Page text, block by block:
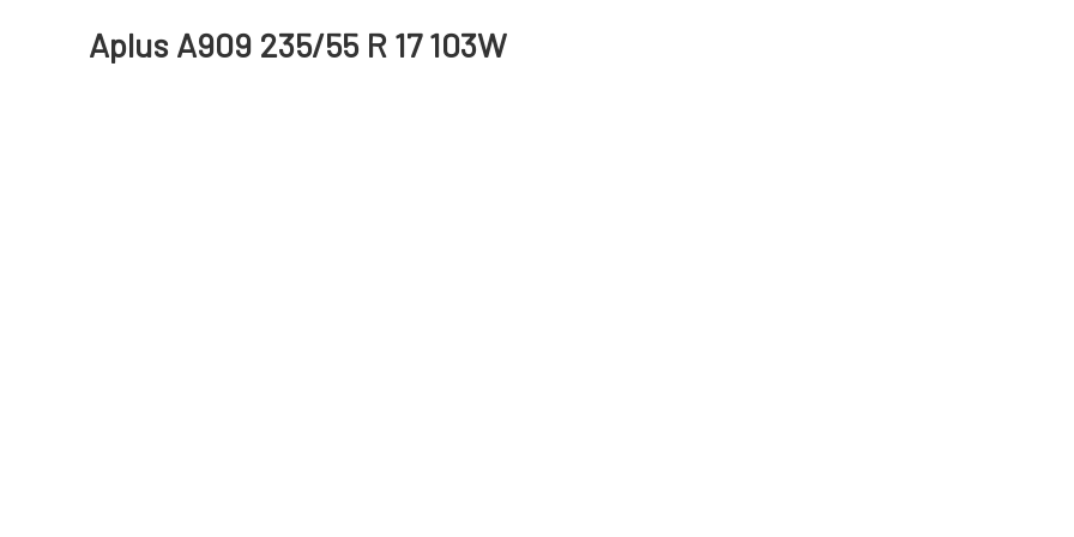
Aplus A909 235/55 R 17 103W